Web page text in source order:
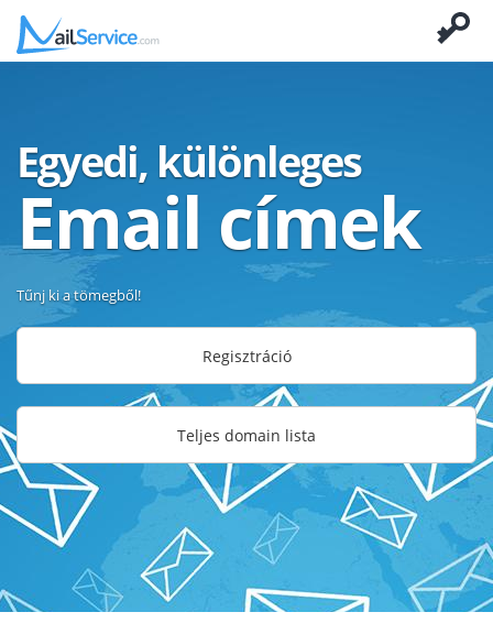
Egyedi, különleges
Email címek
Tűnj ki a tömegből!
Regisztráció
Teljes domain lista